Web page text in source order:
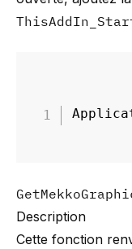
Description
Cette fonction